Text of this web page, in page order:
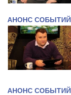
АНОНС СОБЫТИЙ
АНОНС СОБЫТИЙ